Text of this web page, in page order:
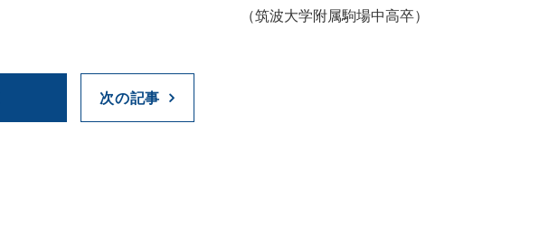
（筑波大学附属駒場中高卒）
次の記事